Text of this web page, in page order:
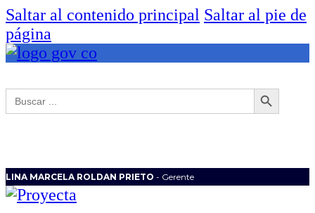
Saltar al contenido principal Saltar al pie de
página
Buscar: Botón de búsqueda
LINA MARCELA ROLDAN PRIETO - Gerente